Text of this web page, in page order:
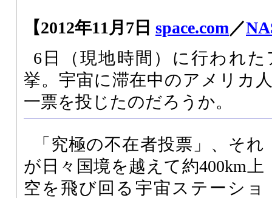
【2012年11月7日 space.com／
6日（現地時間）に行われ
挙。宇宙に滞在中のアメリカ
一票を投じたのだろうか。
「究極の不在者投票」、それ
が日々国境を越えて約400km上
空を飛び回る宇宙ステーショ